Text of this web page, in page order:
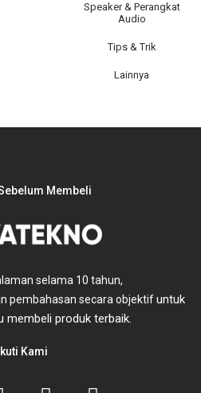
Speaker & Perangkat
Audio
Tips & Trik
Lainnya
Membeli
selama 10 tahun,
pembahasan secara objektifuntuk
membeli produk terbaik.
Ikuti Kami